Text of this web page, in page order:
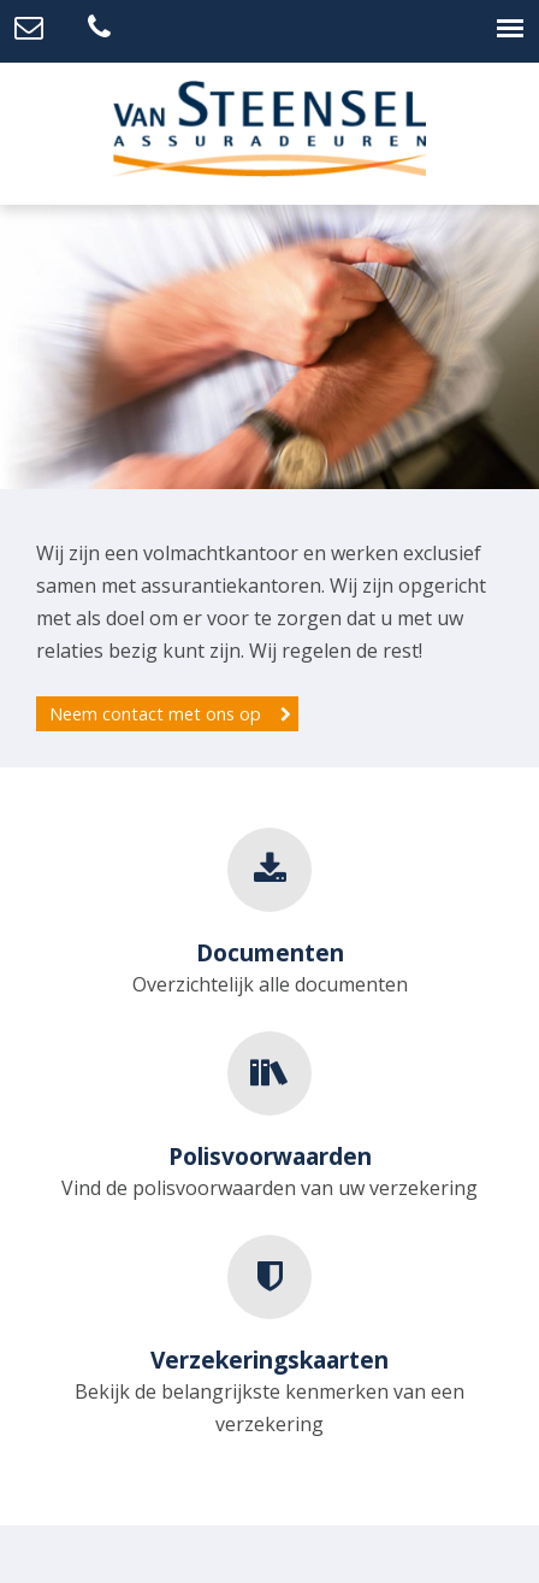
Wij zijn een volmachtkantoor en werken exclusief
samen met assurantiekantoren. Wij zijn opgericht
met als doel om er voor te zorgen dat u met uw
relaties bezig kunt zijn. Wij regelen de rest!
Neem contact met ons op
Documenten
Overzichtelijk alle documenten
Polisvoorwaarden
Vind de polisvoorwaarden van uw verzekering
Verzekeringskaarten
Bekijk de belangrijkste kenmerken van een
verzekering